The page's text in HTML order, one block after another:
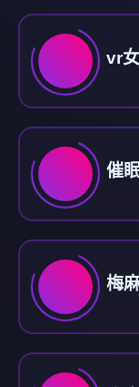
vr
催
梅